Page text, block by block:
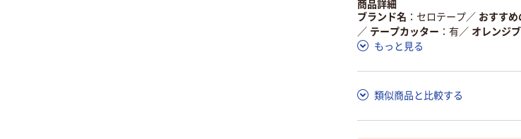
商品詳細
ブランド名
セロテープ／ おすすめ
／ テープカッター 有／ オレンジ
もっと見る
類似商品と比較する